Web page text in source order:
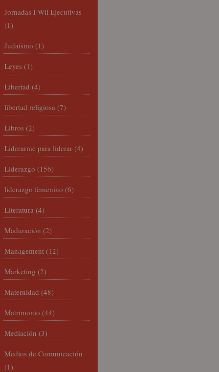
Jornadas I-Wil Ejecutivas
(1)
Judaísmo (1)
Leyes (1)
Libertad (4)
libertad religiosa (7)
Libros (2)
Liderarme para liderar (4)
Liderazgo (156)
liderazgo femenino (6)
Literatura (4)
Maduración (2)
Management (12)
Marketing (2)
Maternidad (48)
Matrimonio (44)
Mediación (3)
Medios de Comunicación
(1)